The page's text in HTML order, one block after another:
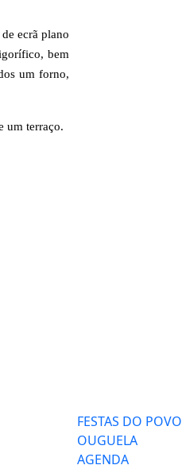
ecrã plano
bem
um forno,
um terraço.
FESTAS DO POVO
OUGUELA
AGENDA